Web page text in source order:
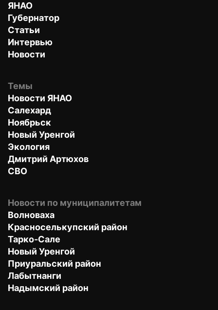
ЯНАО
Губернатор
Статьи
Интервью
Новости
Темы
Новости ЯНАО
Салехард
Ноябрьск
Новый Уренгой
Экология
Дмитрий Артюхов
СВО
Новости по муниципалитетам
Волноваха
Красноселькупский район
Тарко-Сале
Новый Уренгой
Приуральский район
Лабытнанги
Надымский район